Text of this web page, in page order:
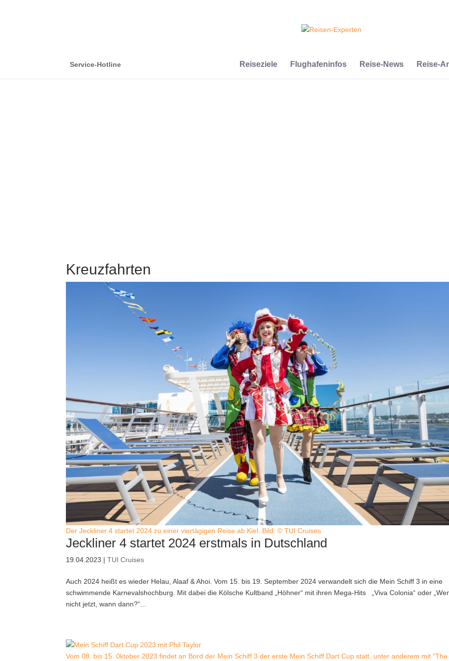
Service-Hotline Reiseziele Flughafeninfos Reise-News Reise-
Kreuzfahrten
Der Jeckliner 4 startet 2024 zu einer viertägigen Reise ab Kiel. Bild: © TUI Cruises
Jeckliner 4 startet 2024 erstmals in Dutschland
19.04.2023 |TUI Cruises
Auch 2024 heißt es wieder Helau, Alaaf & Ahoi. Vom 15. bis 19. September 2024 verwandelt sich die Mein Schiff 3 in eine
schwimmende Karnevalshochburg. Mit dabei die Kölsche Kultband „Höhner“ mit ihren Mega-Hits „Viva Colonia“ oder
nicht jetzt, wann dann?“...
Vom 08. bis 15. 0ktober 2023 findet an Bord der Mein Schiff 3 der erste Mein Schiff Dart Cup statt, unter anderem mit "The